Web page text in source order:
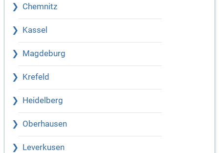
Chemnitz
Kassel
Magdeburg
Krefeld
Heidelberg
Oberhausen
Leverkusen